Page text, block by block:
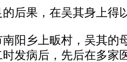
果，在吴其身上得
乡上畈村，吴其的
发病后，先后在多家